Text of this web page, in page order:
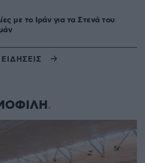
με το Ιράν για τα Στενά του